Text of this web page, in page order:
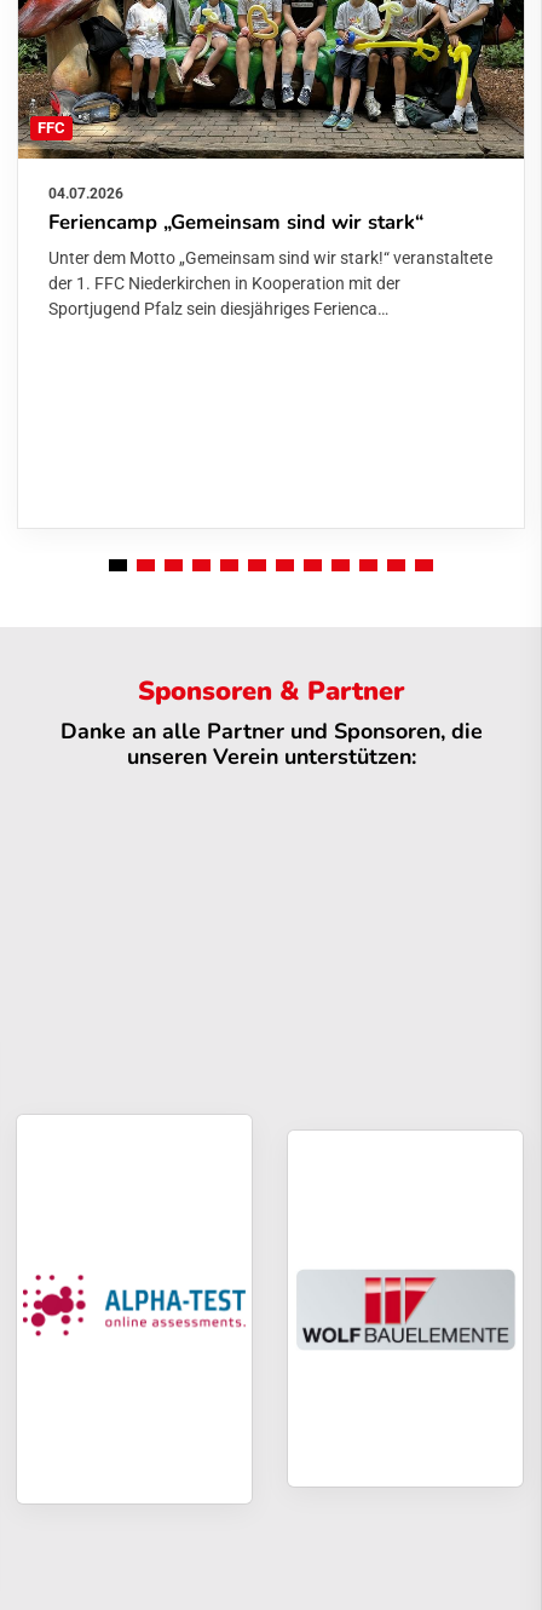
FFC
04.07.2026
Feriencamp „Gemeinsam sind wir stark“
Unter dem Motto „Gemeinsam sind wir stark!“ veranstaltete
der 1. FFC Niederkirchen in Kooperation mit der
Sportjugend Pfalz sein diesjähriges Ferienca…
Sponsoren & Partner
Danke an alle Partner und Sponsoren, die
unseren Verein unterstützen: